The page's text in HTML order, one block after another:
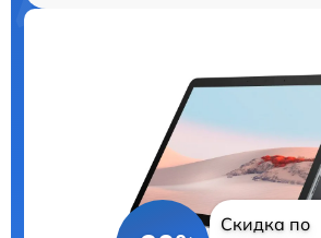
Скидка по